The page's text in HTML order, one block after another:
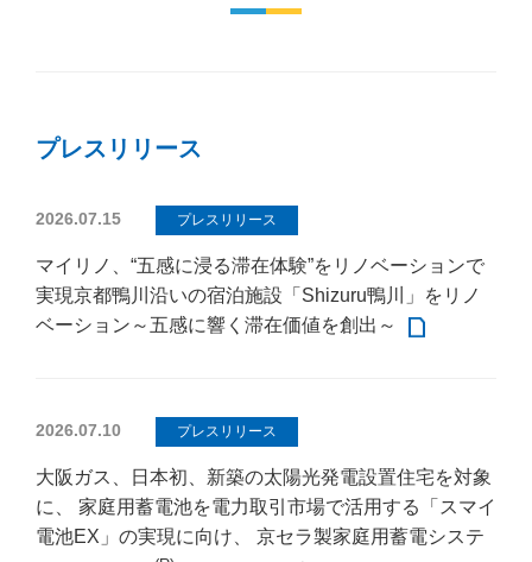
プレスリリース
2026.07.15 プレスリリース
マイリノ、“五感に浸る滞在体験”をリノベーションで
実現京都鴨川沿いの宿泊施設「Shizuru鴨川」をリノ
ベーション～五感に響く滞在価値を創出～
2026.07.10 プレスリリース
大阪ガス、日本初、新築の太陽光発電設置住宅を対象
に、 家庭用蓄電池を電力取引市場で活用する「スマイ
電池EX」の実現に向け、 京セラ製家庭用蓄電システ